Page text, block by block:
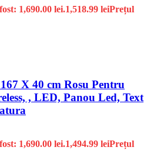
1,690.00 lei.1,518.99 leiPrețul
X 40 cm Rosu Pentru
, LED, Panou Led, Text
1,690.00 lei.1,494.99 leiPrețul